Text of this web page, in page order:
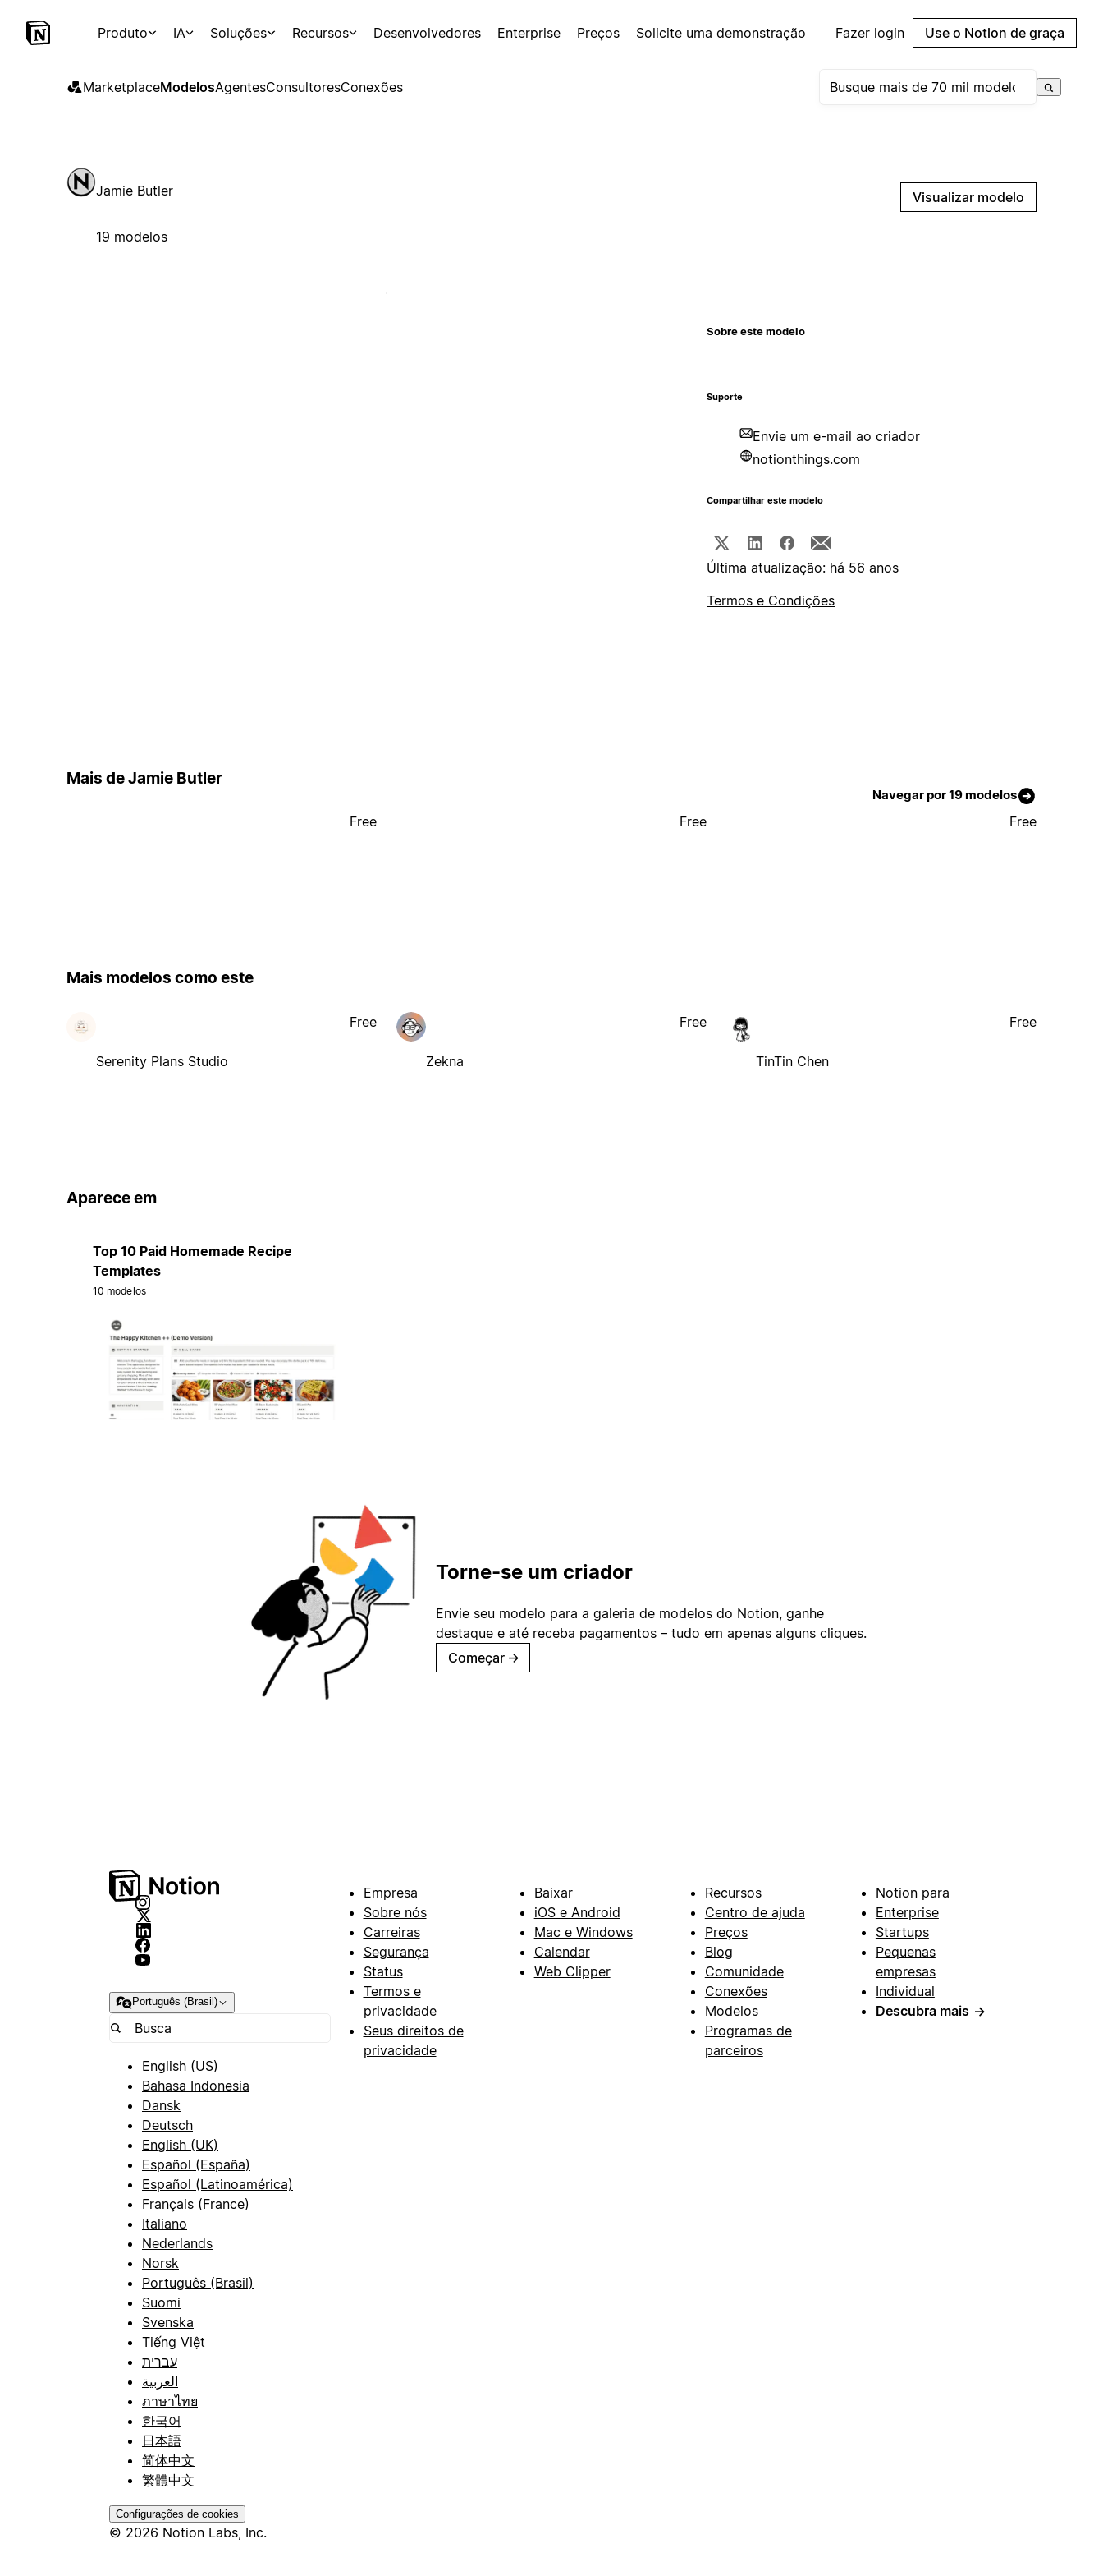
Produto IA Soluções Recursos Desenvolvedores Enterprise Preços Solicite uma demonstração Fazer login Use o Notion de graça
MarketplaceModelosAgentesConsultoresConexões
Jamie Butler
19 modelos
Visualizar modelo
Sobre este modelo
Suporte
Envie um e-mail ao criador
notionthings.com
Compartilhar este modelo
Última atualização: há 56 anos
Termos e Condições
Mais de Jamie Butler
Navegar por 19 modelos
Free Free Free
Mais modelos como este
Serenity Plans Studio
Free
Zekna
Free
TinTin Chen
Free
Aparece em
Top 10 Paid Homemade Recipe
Templates
10 modelos
Torne-se um criador
Envie seu modelo para a galeria de modelos do Notion, ganhe
destaque e até receba pagamentos – tudo em apenas alguns cliques.
Começar →
Português (Brasil)
English (US)
Bahasa Indonesia
Dansk
Deutsch
English (UK)
Español (España)
Español (Latinoamérica)
Français (France)
Italiano
Nederlands
Norsk
Português (Brasil)
Suomi
Svenska
Tiếng Việt
עברית
العربية
ภาษาไทย
한국어
日本語
简体中文
繁體中文
Configurações de cookies
© 2026 Notion Labs, Inc.
Empresa
Sobre nós
Carreiras
Segurança
Status
Termos e
privacidade
Seus direitos de
privacidade
Baixar
iOS e Android
Mac e Windows
Calendar
Web Clipper
Recursos
Centro de ajuda
Preços
Blog
Comunidade
Conexões
Modelos
Programas de
parceiros
Notion para
Enterprise
Startups
Pequenas
empresas
Individual
Descubra mais →